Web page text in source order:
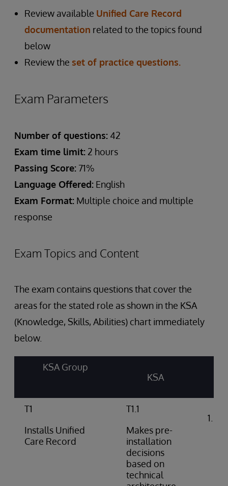
Review available Unified Care Record
documentation related to the topics found
below
Review the set of practice questions.
Exam Parameters
Number of questions: 42
Exam time limit: 2 hours
Passing Score: 71%
Language Offered: English
Exam Format: Multiple choice and multiple
response
Exam Topics and Content
The exam contains questions that cover the
areas for the stated role as shown in the KSA
(Knowledge, Skills, Abilities) chart immediately
below.
KSA Group
KSA
T1
Installs Unified
Care Record
T1.1
Makes pre-
installation
decisions
based on
technical